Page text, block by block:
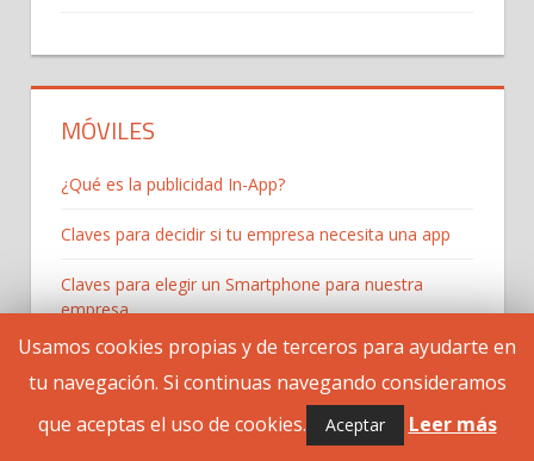
MÓVILES
¿Qué es la publicidad In-App?
Claves para decidir si tu empresa necesita una app
Claves para elegir un Smartphone para nuestra
empresa
Cómo monetizar una aplicación
Los 5 mejores programas de póker online
Usamos cookies propias y de terceros para ayudarte en
tu navegación. Si continuas navegando consideramos
que aceptas el uso de cookies.
Aceptar Leer más